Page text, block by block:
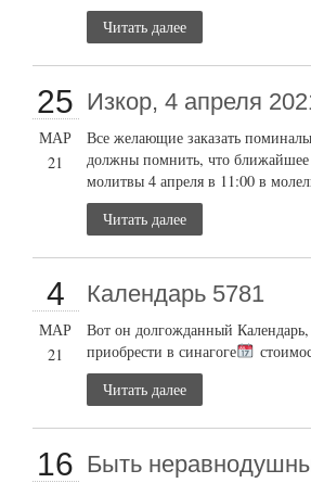
Читать далее
25
МАР
21
Изкор, 4 апреля
Все желающие заказать
должны помнить, что
молитвы 4 апреля в 11:00 в
Читать далее
4
МАР
21
Календарь 5781
Вот он долгожданный
приобрести в синагоге
Читать далее
16 Быть